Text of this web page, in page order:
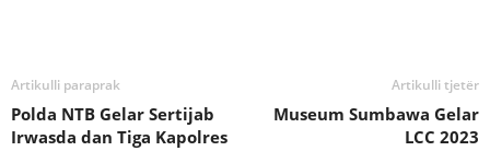
Artikulli paraprak
Polda NTB Gelar Sertijab
Irwasda dan Tiga Kapolres
Artikulli tjetër
Museum Sumbawa Gelar
LCC 2023